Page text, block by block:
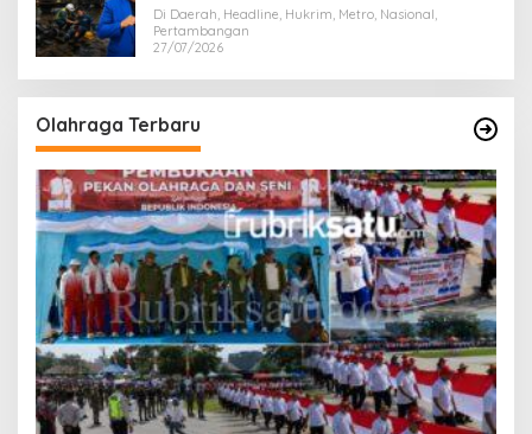
Di Daerah, Headline, Hukrim, Metro, Nasional,
Pertambangan
27/07/2026
Olahraga Terbaru